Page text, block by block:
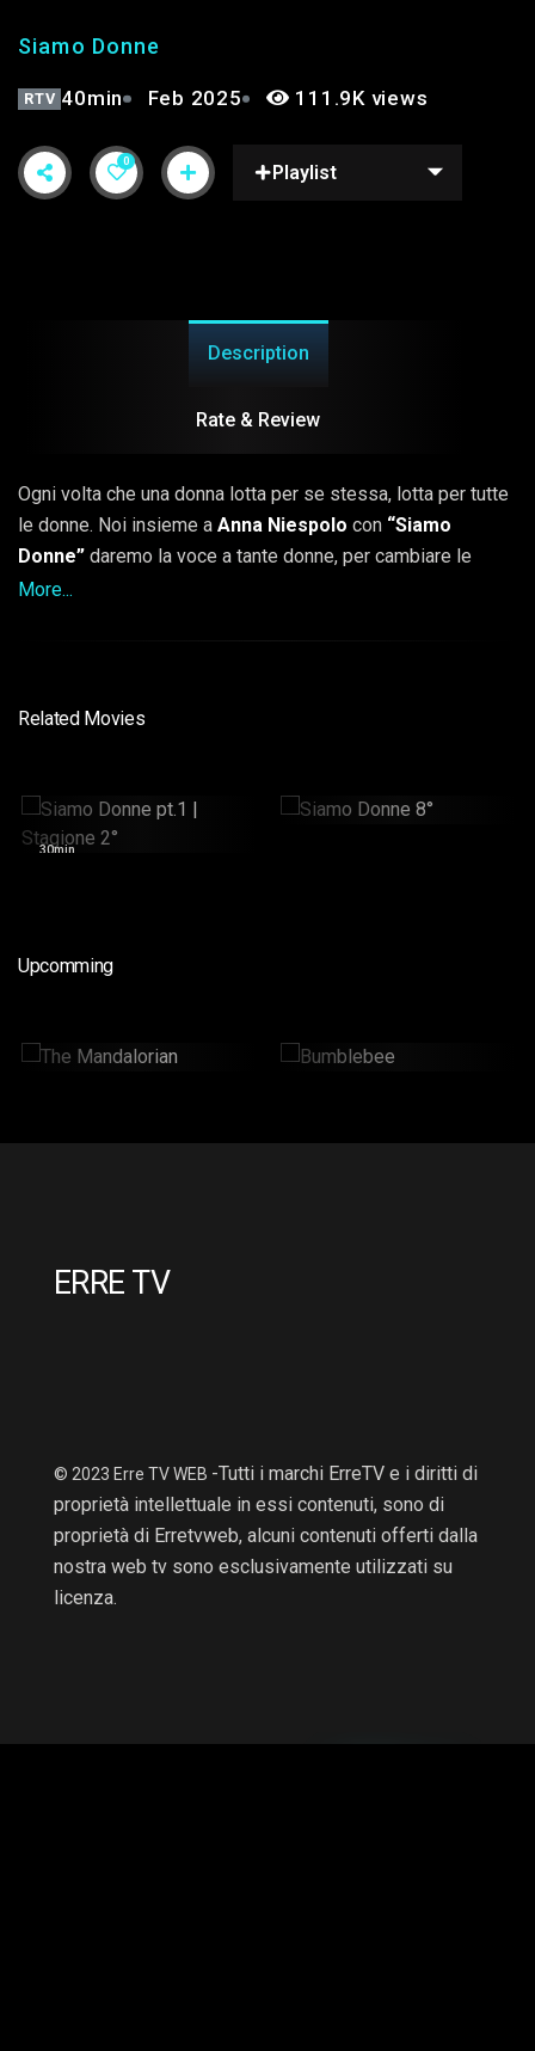
Siamo Donne
RTV 40min Feb 2025 111.9K views
0
Playlist
Description
Rate & Review
Ogni volta che una donna lotta per se stessa, lotta per tutte
le donne. Noi insieme a Anna Niespolo con “Siamo
Donne” daremo la voce a tante donne, per cambiare le
cose, per denunciare, per raccontare le loro storie, ma
More...
Related Movies
Siamo Donne Pt.1 |
Stagione 2°
30min
Siamo Donne 8°
Upcomming
The Mandalorian Bumblebee
ERRE TV
© 2023 Erre TV WEB -Tutti i marchi ErreTV e i diritti di
proprietà intellettuale in essi contenuti, sono di
proprietà di Erretvweb, alcuni contenuti offerti dalla
nostra web tv sono esclusivamente utilizzati su
licenza.